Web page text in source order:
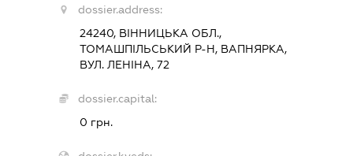
dossier.address:
24240, ВІННИЦЬКА ОБЛ.,
ТОМАШПІЛЬСЬКИЙ Р-Н, ВАПНЯРКА,
ВУЛ. ЛЕНІНА, 72
dossier.capital:
0 грн.